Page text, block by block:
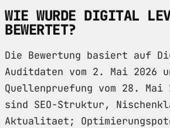
WIE WURDE DIGITAL
BEWERTET?
Die Bewertung basiert auf
Auditdaten vom 2. Mai 2026
Quellenpruefung vom 28. Mai
sind SEO-Struktur,
Aktualitaet;